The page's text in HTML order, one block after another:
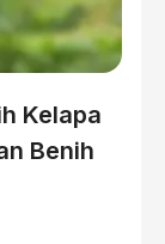
Kelapa
Benih